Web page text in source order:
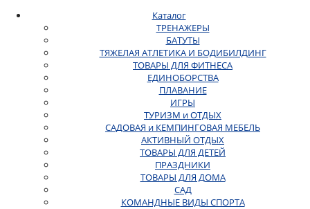
Каталог
ТРЕНАЖЕРЫ
БАТУТЫ
ТЯЖЕЛАЯ АТЛЕТИКА И БОДИБИЛДИНГ
ТОВАРЫ ДЛЯ ФИТНЕСА
ЕДИНОБОРСТВА
ПЛАВАНИЕ
ИГРЫ
ТУРИЗМ и ОТДЫХ
САДОВАЯ и КЕМПИНГОВАЯ МЕБЕЛЬ
АКТИВНЫЙ ОТДЫХ
ТОВАРЫ ДЛЯ ДЕТЕЙ
ПРАЗДНИКИ
ТОВАРЫ ДЛЯ ДОМА
САД
КОМАНДНЫЕ ВИДЫ СПОРТА